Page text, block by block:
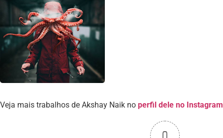
Veja mais trabalhos de Akshay Naik no perfil dele no Instagram